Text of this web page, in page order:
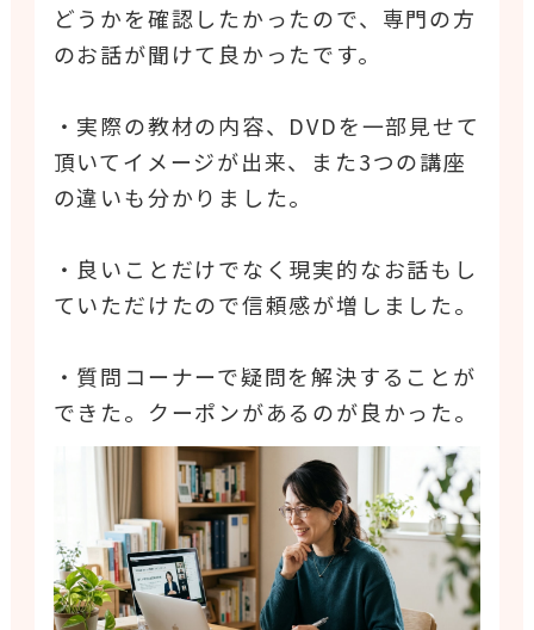
どうかを確認したかったので、専門の方
のお話が聞けて良かったです。
・実際の教材の内容、DVDを一部見せて
頂いてイメージが出来、また3つの講座
の違いも分かりました。
・良いことだけでなく現実的なお話もし
ていただけたので信頼感が増しました。
・質問コーナーで疑問を解決することが
できた。クーポンがあるのが良かった。